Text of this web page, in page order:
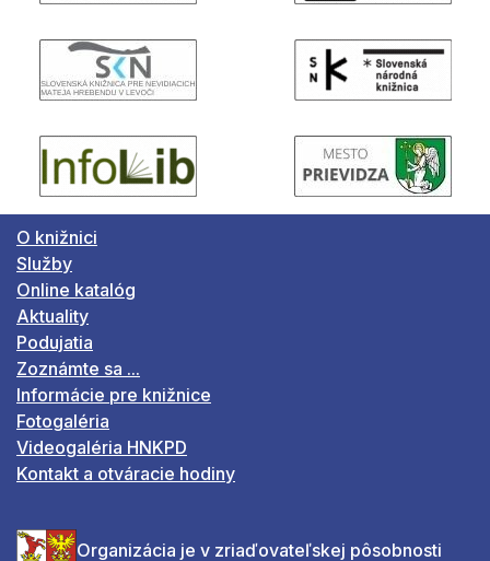
O knižnici
Služby
Online katalóg
Aktuality
Podujatia
Zoznámte sa ...
Informácie pre knižnice
Fotogaléria
Videogaléria HNKPD
Kontakt a otváracie hodiny
Organizácia je v zriaďovateľskej pôsobnosti